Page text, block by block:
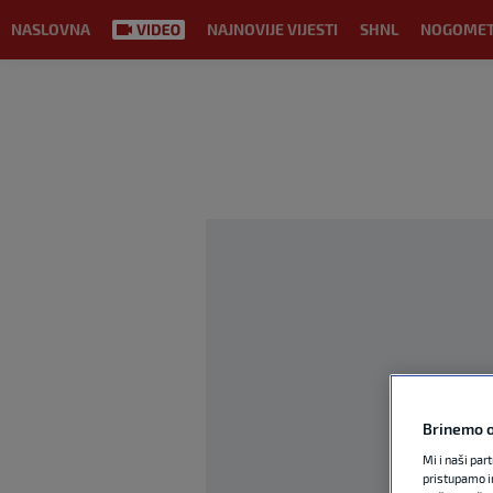
NASLOVNA NAJNOVIJE VIJESTI SHNL
Brinemo
Mi i naši
pristupamo